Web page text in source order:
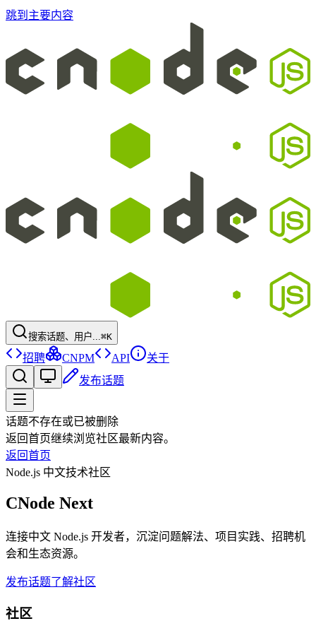
跳到主要内容
搜索话题、用户...⌘K
招聘 CNPM API
关于
发布话题
话题不存在或已被删除
返回首页继续浏览社区最新内容。
返回首页
Node.js 中文技术社区
CNode Next
连接中文 Node.js 开发者，沉淀问题解法、项目实践、招聘机
会和生态资源。
发布话题了解社区
社区